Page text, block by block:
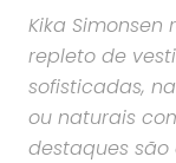
Kika
repleto de
sofisticadas,
ou naturais
destaques